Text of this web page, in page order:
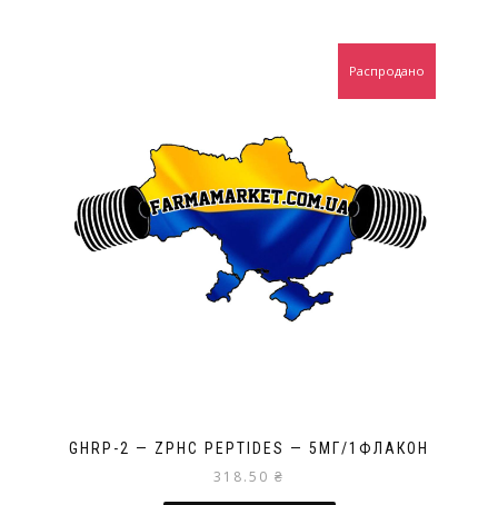
GHRP-2 — ZPHC PEPTIDES — 5МГ/1ФЛАКОН
318.50 ₴
Распродано